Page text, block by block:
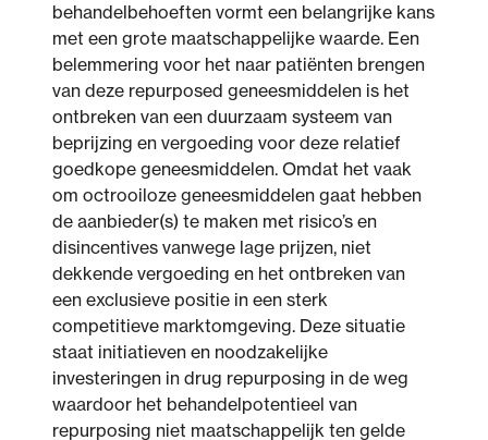
behandelbehoeften vormt een belangrijke kans
met een grote maatschappelijke waarde. Een
belemmering voor het naar patiënten brengen
van deze repurposed geneesmiddelen is het
ontbreken van een duurzaam systeem van
beprijzing en vergoeding voor deze relatief
goedkope geneesmiddelen. Omdat het vaak
om octrooiloze geneesmiddelen gaat hebben
de aanbieder(s) te maken met risico’s en
disincentives vanwege lage prijzen, niet
dekkende vergoeding en het ontbreken van
een exclusieve positie in een sterk
competitieve marktomgeving. Deze situatie
staat initiatieven en noodzakelijke
investeringen in drug repurposing in de weg
waardoor het behandelpotentieel van
repurposing niet maatschappelijk ten gelde